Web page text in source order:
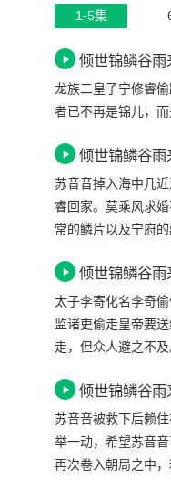
1-5集
倾世锦鳞谷雨
龙族二皇子宁修睿
者已不再是锦儿，
倾世锦鳞谷雨
苏音音掉入海中几
睿回家。莫乘风求
常的鳞片以及宁府
倾世锦鳞谷雨
太子李寄化名李奇
监诸吏偷走皇帝要
走，但众人避之不
倾世锦鳞谷雨
苏音音被救下后赖
举一动，希望苏音
再次卷入朝局之中